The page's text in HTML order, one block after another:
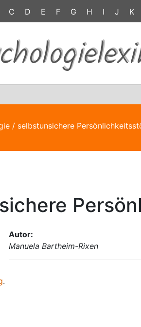
C D E F G H I J K
/ selbstunsichere
Autor:
Manuela Bartheim-Rixen
.